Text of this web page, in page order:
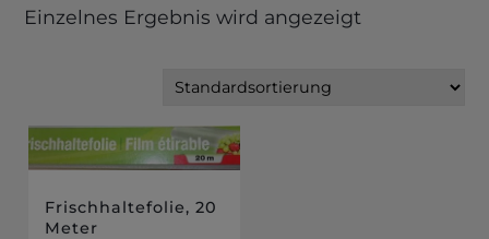
Einzelnes Ergebnis wird angezeigt
Frischhaltefolie, 20
Meter